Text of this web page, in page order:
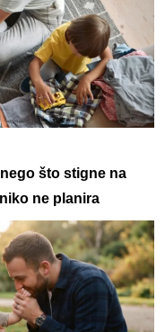
što stigne na
ne planira